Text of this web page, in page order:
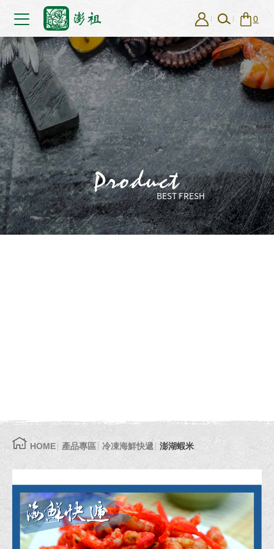
0
Product
HOME 產品專區 冷凍海鮮快遞 澎湖蝦米